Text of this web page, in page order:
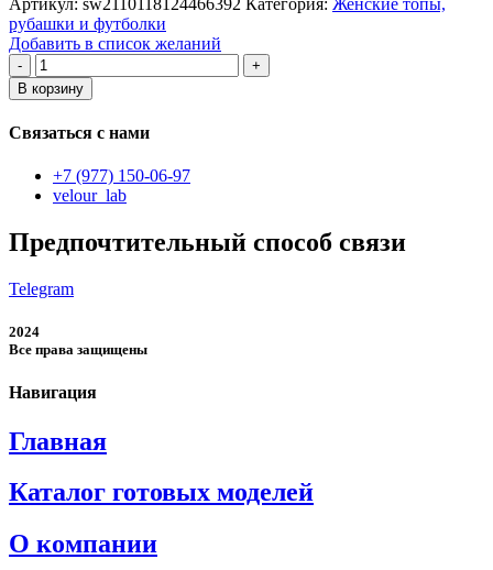
рубашки и футболки
Добавить в список желаний
Количество
товара
женский
В корзину
Связаться с нами
+7 (977) 150-06-97
velour_lab
Предпочтительный способ связи
Telegram
2024
Все права защищены
Навигация
Главная
Каталог готовых моделей
О компании